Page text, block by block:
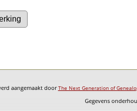
aangemaakt doorThe Next Generation of
Gegevens